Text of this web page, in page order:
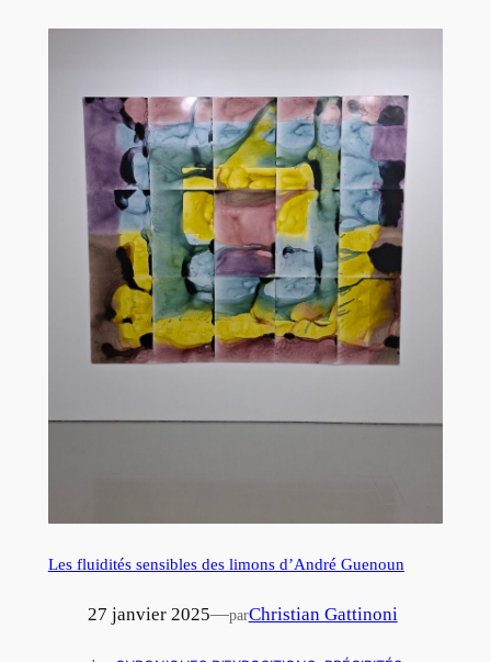
Les fluidités sensibles des limons d’André Guenoun
27 janvier 2025—parChristian Gattinoni